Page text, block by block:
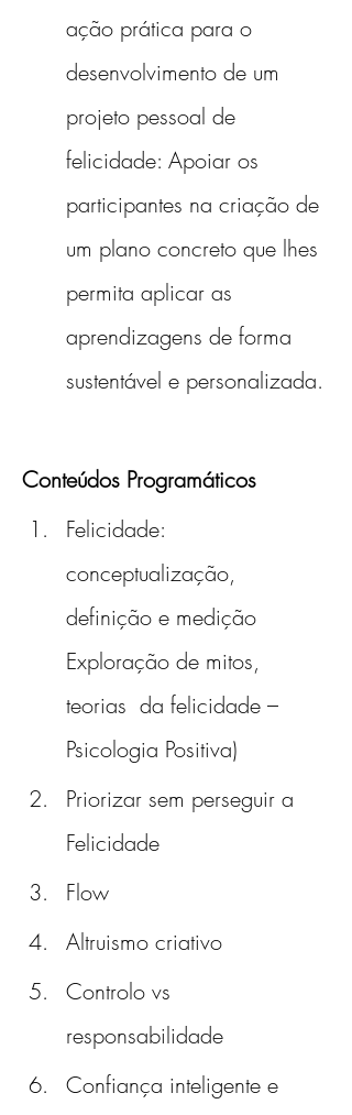
ação prática para o
desenvolvimento de um
projeto pessoal de
felicidade: Apoiar os
participantes na criação de
um plano concreto que lhes
permita aplicar as
aprendizagens de forma
sustentável e personalizada.
Conteúdos Programáticos
Felicidade:
conceptualização,
definição e medição
Exploração de mitos,
teorias  da felicidade –
Psicologia Positiva)
Priorizar sem perseguir a
Felicidade
Flow
Altruismo criativo
Controlo vs
responsabilidade
Confiança inteligente e